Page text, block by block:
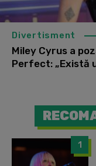
Divertisment
Miley Cyrus a
Perfect: „Există
1